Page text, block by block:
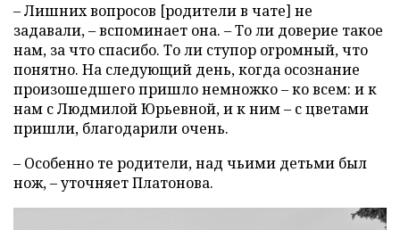
– Лишних вопросов [родители в чате] не
задавали, – вспоминает она. – То ли доверие такое
нам, за что спасибо. То ли ступор огромный, что
понятно. На следующий день, когда осознание
произошедшего пришло немножко – ко всем: и к
нам с Людмилой Юрьевной, и к ним – с цветами
пришли, благодарили очень.
– Особенно те родители, над чьими детьми был
нож, – уточняет Платонова.